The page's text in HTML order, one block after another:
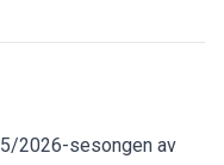
2026-sesongen av